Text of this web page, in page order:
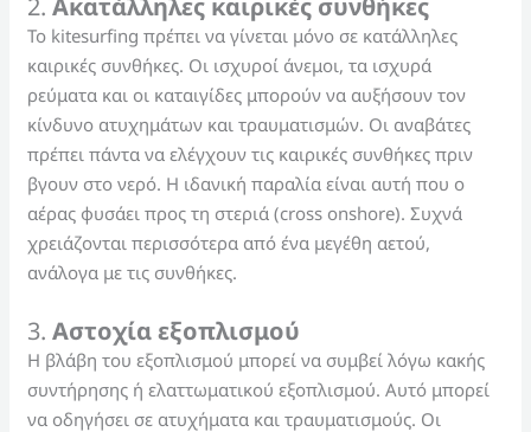
Το kitesurfing πρέπει να γίνεται μόνο σε κατάλληλες
καιρικές συνθήκες. Οι ισχυροί άνεμοι, τα ισχυρά
ρεύματα και οι καταιγίδες μπορούν να αυξήσουν τον
κίνδυνο ατυχημάτων και τραυματισμών. Οι αναβάτες
πρέπει πάντα να ελέγχουν τις καιρικές συνθήκες πριν
βγουν στο νερό. Η ιδανική παραλία είναι αυτή που ο
αέρας φυσάει προς τη στεριά (cross onshore). Συχνά
χρειάζονται περισσότερα από ένα μεγέθη αετού,
ανάλογα με τις συνθήκες.
3.Αστοχία εξοπλισμού
Η βλάβη του εξοπλισμού μπορεί να συμβεί λόγω κακής
συντήρησης ή ελαττωματικού εξοπλισμού. Αυτό μπορεί
να οδηγήσει σε ατυχήματα και τραυματισμούς. Οι